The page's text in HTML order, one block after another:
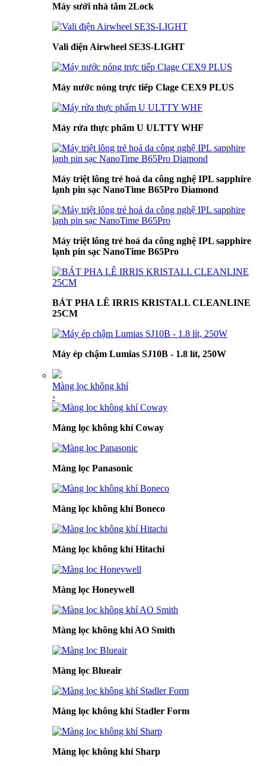
Máy sưởi nhà tắm 2Lock
Vali điện Airwheel SE3S-LIGHT
Máy nước nóng trực tiếp Clage CEX9 PLUS
Máy rửa thực phẩm U ULTTY WHF
Máy triệt lông trẻ hoá da công nghệ IPL sapphire
lạnh pin sạc NanoTime B65Pro Diamond
Máy triệt lông trẻ hoá da công nghệ IPL sapphire
lạnh pin sạc NanoTime B65Pro
BÁT PHA LÊ IRRIS KRISTALL CLEANLINE
25CM
Máy ép chậm Lumias SJ10B - 1.8 lít, 250W
Màng lọc không khí
›
Màng lọc không khí Coway
Màng lọc Panasonic
Màng lọc không khí Boneco
Màng lọc không khí Hitachi
Màng lọc Honeywell
Màng lọc không khí AO Smith
Màng lọc Blueair
Màng lọc không khí Stadler Form
Màng lọc không khí Sharp